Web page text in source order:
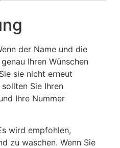
der Name und die
Ihren Wünschen
sie nicht erneut
Sie Ihren
Ihre Nummer
wird empfohlen,
zu waschen. Wenn Sie